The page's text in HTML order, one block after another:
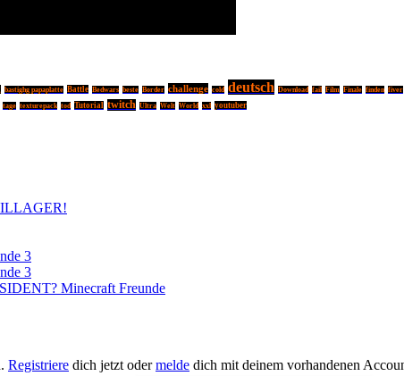
bastighg papaplatte Battle Bedwars beste Border challenge cold deutsch Download fail Film Finale finden fiver
tage texturepack tod Tutorial twitch Ultra Welt World xxl youtuber
3
3
Minecraft Freunde
Registriere dich jetzt odermelde dich mit deinem vorhandenen